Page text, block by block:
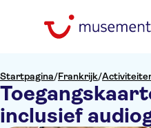
Startpagina/Frankrijk/
inclusief